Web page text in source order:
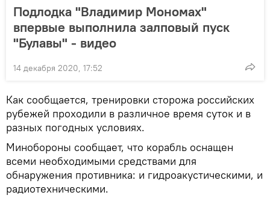
Подлодка "Владимир Мономах"
впервые выполнила залповый пуск
"Булавы" - видео
14 декабря 2020, 17:52
Как сообщается, тренировки сторожа российских
рубежей проходили в различное время суток и в
разных погодных условиях.
Минобороны сообщает, что корабль оснащен
всеми необходимыми средствами для
обнаружения противника: и гидроакустическими, и
радиотехническими.